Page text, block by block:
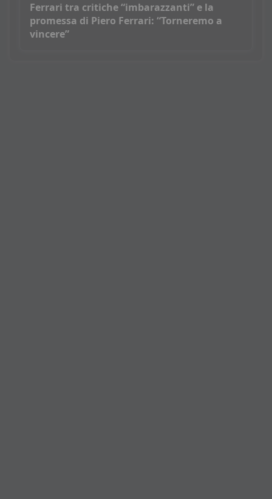
Ferrari tra critiche “imbarazzanti” e la
promessa di Piero Ferrari: “Torneremo a
vincere”